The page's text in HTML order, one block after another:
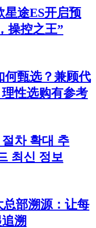
星途ES开启预
操控之王”
何甄选？兼顾代
性选购有参考
차 확대 추
최신 정보
部溯源：让每
溯